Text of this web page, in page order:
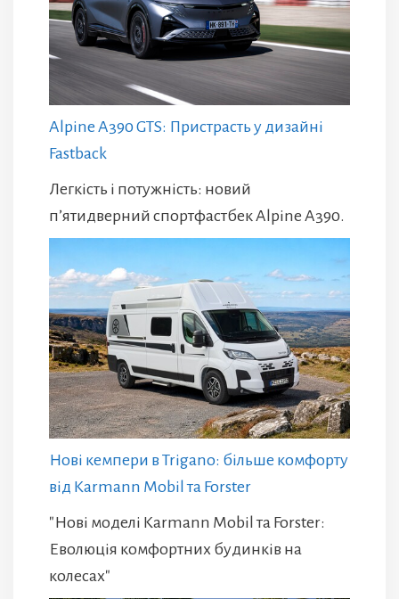
Alpine A390 GTS: Пристрасть у дизайні
Fastback
Легкість і потужність: новий
п’ятидверний спортфастбек Alpine A390.
Нові кемпери в Trigano: більше комфорту
від Karmann Mobil та Forster
"Нові моделі Karmann Mobil та Forster:
Еволюція комфортних будинків на
колесах"